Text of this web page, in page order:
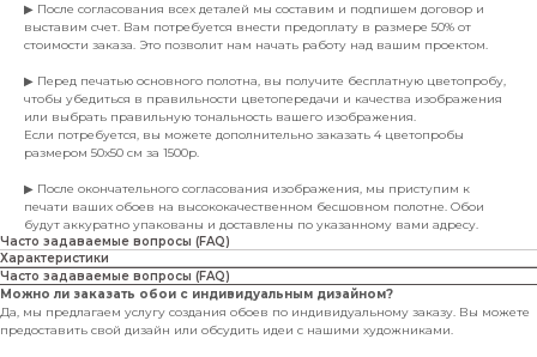
▶ После согласования всех деталей мы составим и подпишем договор и
выставим счет. Вам потребуется внести предоплату в размере 50% от
стоимости заказа. Это позволит нам начать работу над вашим проектом.
▶ Перед печатью основного полотна, вы получите бесплатную цветопробу,
чтобы убедиться в правильности цветопередачи и качества изображения
или выбрать правильную тональность вашего изображения.
Если потребуется, вы можете дополнительно заказать 4 цветопробы
размером 50х50 см за 1500р.
▶ После окончательного согласования изображения, мы приступим к
печати ваших обоев на высококачественном бесшовном полотне. Обои
будут аккуратно упакованы и доставлены по указанному вами адресу.
Часто задаваемые вопросы (FAQ)
Характеристики
Часто задаваемые вопросы (FAQ)
Можно ли заказать обои с индивидуальным дизайном?
Да, мы предлагаем услугу создания обоев по индивидуальному заказу. Вы можете
предоставить свой дизайн или обсудить идеи с нашими художниками.